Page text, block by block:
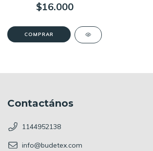
$16.000
COMPRAR
Contactános
1144952138
info@budetex.com